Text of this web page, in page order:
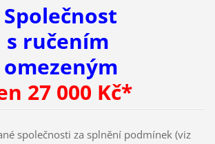
Společnost
s ručením
omezeným
27 000 Kč*
společnosti za splnění podmínek (viz